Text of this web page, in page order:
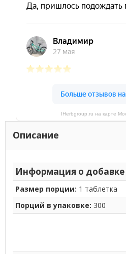
IHerbgroup.ru на карте
Описание
Информация о добавке
Размер порции: 1 таблетка
Порций в упаковке: 300